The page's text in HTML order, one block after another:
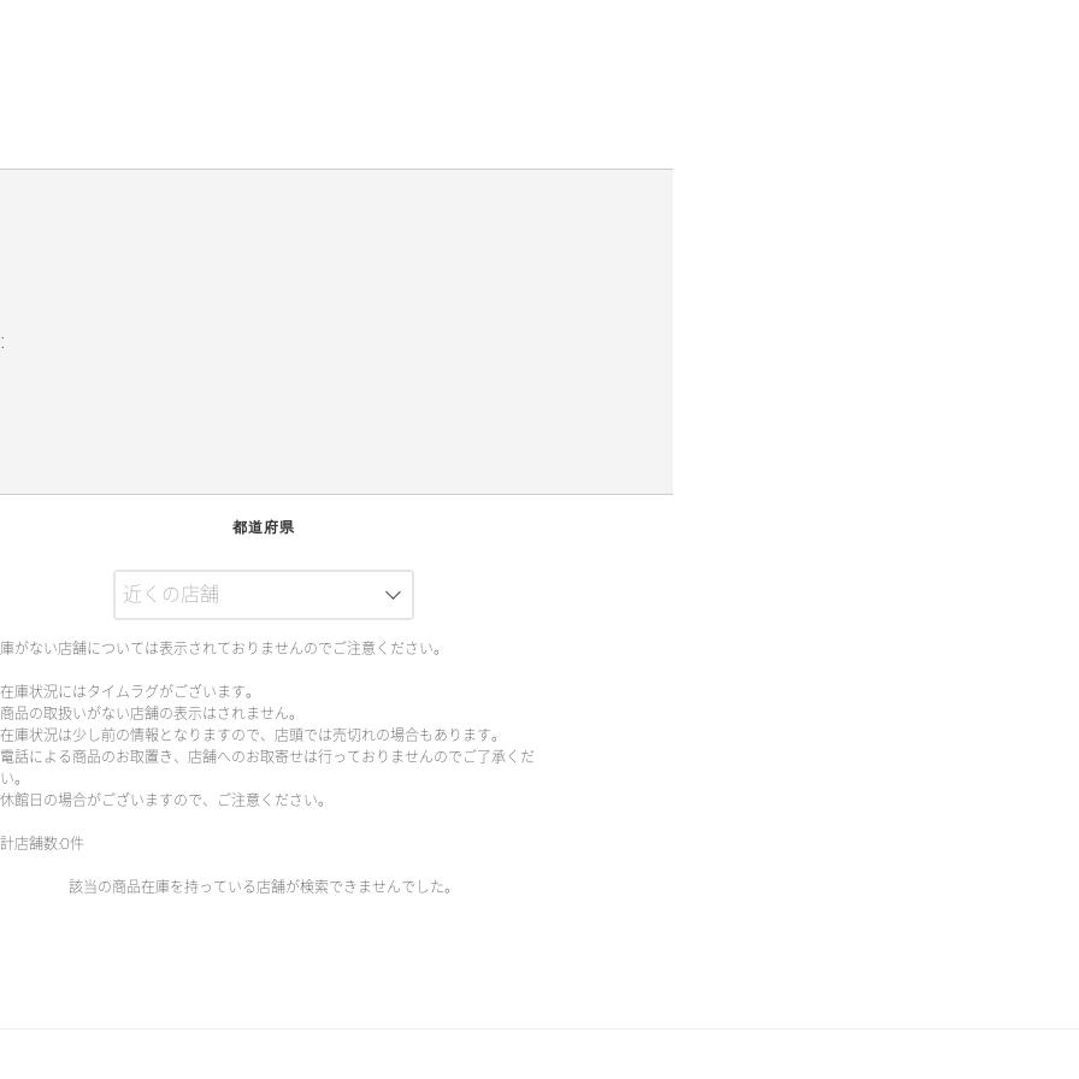
都道府県
がない店舗については表示されておりませんのでご注意ください。
庫状況にはタイムラグがございます。
品の取扱いがない店舗の表示はされません。
庫状況は少し前の情報となりますので、店頭では売切れの場合もあります。
話による商品のお取置き、店舗へのお取寄せは行っておりませんのでご了承くだ
。
館日の場合がございますので、ご注意ください。
店舗数:0件
該当の商品在庫を持っている店舗が検索できませんでした。